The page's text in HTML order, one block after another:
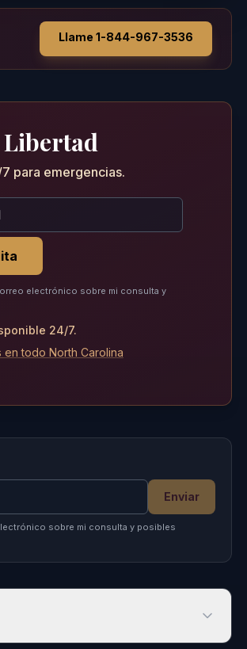
Llame 1-844-967-3536
para emergencias.
electrónico sobre mi consulta y
24/7.
todo North Carolina
Enviar
sobre mi consulta y posibles